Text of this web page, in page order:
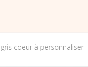
coeur à personnaliser